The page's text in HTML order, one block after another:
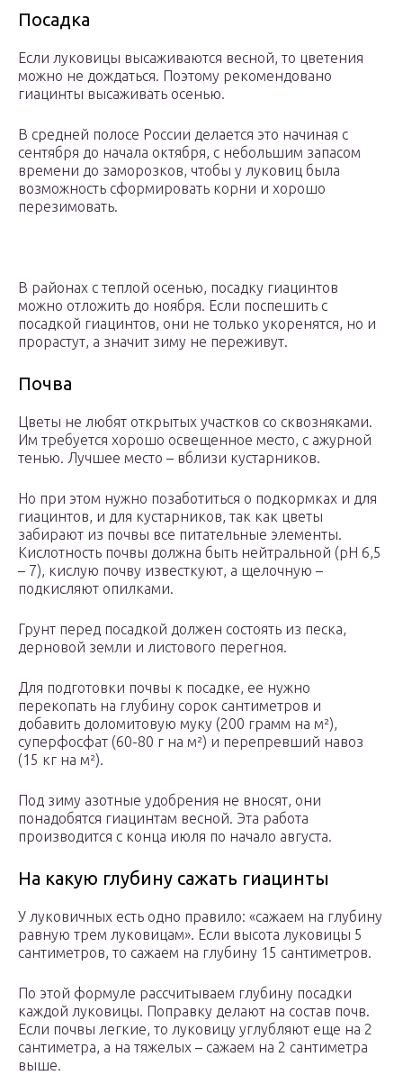
Посадка
Если луковицы высаживаются весной, то цветения
можно не дождаться. Поэтому рекомендовано
гиацинты высаживать осенью.
В средней полосе России делается это начиная с
сентября до начала октября, с небольшим запасом
времени до заморозков, чтобы у луковиц была
возможность сформировать корни и хорошо
перезимовать.
В районах с теплой осенью, посадку гиацинтов
можно отложить до ноября. Если поспешить с
посадкой гиацинтов, они не только укоренятся, но и
прорастут, а значит зиму не переживут.
Почва
Цветы не любят открытых участков со сквозняками.
Им требуется хорошо освещенное место, с ажурной
тенью. Лучшее место – вблизи кустарников.
Но при этом нужно позаботиться о подкормках и для
гиацинтов, и для кустарников, так как цветы
забирают из почвы все питательные элементы.
Кислотность почвы должна быть нейтральной (рН 6,5
– 7), кислую почву известкуют, а щелочную –
подкисляют опилками.
Грунт перед посадкой должен состоять из песка,
дерновой земли и листового перегноя.
Для подготовки почвы к посадке, ее нужно
перекопать на глубину сорок сантиметров и
добавить доломитовую муку (200 грамм на м²),
суперфосфат (60-80 г на м²) и перепревший навоз
(15 кг на м²).
Под зиму азотные удобрения не вносят, они
понадобятся гиацинтам весной. Эта работа
производится с конца июля по начало августа.
На какую глубину сажать гиацинты
У луковичных есть одно правило: «сажаем на глубину
равную трем луковицам». Если высота луковицы 5
сантиметров, то сажаем на глубину 15 сантиметров.
По этой формуле рассчитываем глубину посадки
каждой луковицы. Поправку делают на состав почв.
Если почвы легкие, то луковицу углубляют еще на 2
сантиметра, а на тяжелых – сажаем на 2 сантиметра
выше.